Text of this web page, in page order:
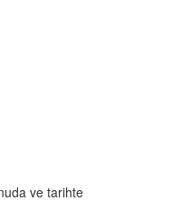
ve tarihte